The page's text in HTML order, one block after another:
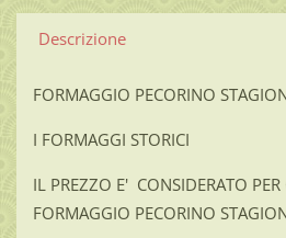
Descrizione
FORMAGGIO PECORINO
I FORMAGGI STORICI
IL PREZZO E' CONSIDERATO
FORMAGGIO PECORINO